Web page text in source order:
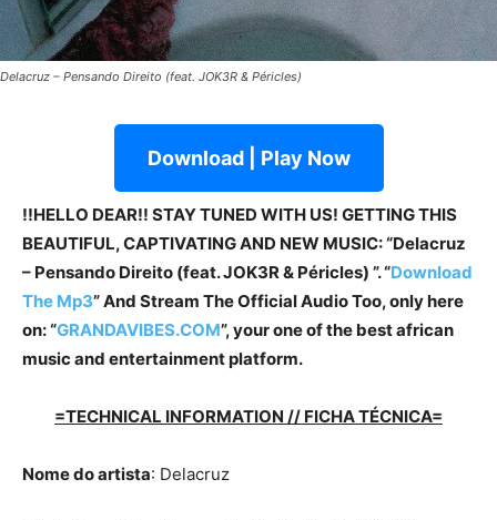
Delacruz – Pensando Direito (feat. JOK3R & Péricles)
Download | Play Now
!!HELLO DEAR!! STAY TUNED WITH US! GETTING THIS
BEAUTIFUL, CAPTIVATING AND NEW MUSIC: “Delacruz
– Pensando Direito (feat. JOK3R & Péricles) ”. “Download
The Mp3”And Stream The Official Audio Too, only here
on: “GRANDAVIBES.COM”, your one of the best african
music and entertainment platform.
=TECHNICAL INFORMATION // FICHA TÉCNICA=
Nome do artista: Delacruz